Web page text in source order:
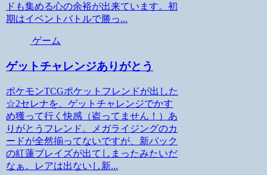
ドも集める心の余裕が出来ています。初
期はイベントバトルで勝っ...
ゲーム
ゲットチャレンジありがとう
ポケモンTCGポケットフレンドが出した
☆2セレナを、ゲットチャレンジでかす
め獲って行く快感（盗ってません！）あ
りがとうフレンド。メガライジングのカ
ードが全然揃ってないですが、新パック
の紅蓮ブレイズが出てしまったみたいだ
なぁ。レアは出ないし新...